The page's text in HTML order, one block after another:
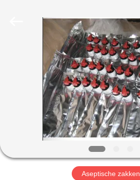
PRODUCTEN
VIDEOS
VR-
SHOW
Aseptische zakken